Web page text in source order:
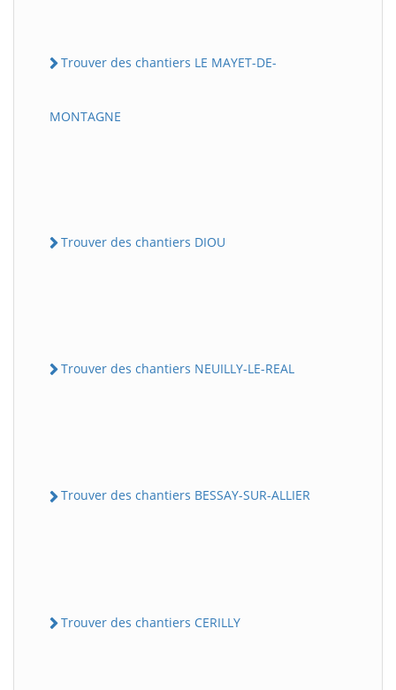
Trouver des chantiers LE MAYET-DE-
MONTAGNE
Trouver des chantiers DIOU
Trouver des chantiers NEUILLY-LE-REAL
Trouver des chantiers BESSAY-SUR-ALLIER
Trouver des chantiers CERILLY